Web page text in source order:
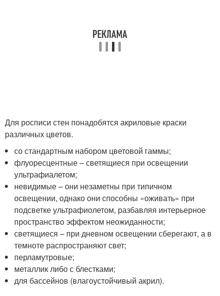
Для росписи стен понадобятся акриловые краски
различных цветов.
со стандартным набором цветовой гаммы;
флуоресцентные – светящиеся при освещении
ультрафиалетом;
невидимые – они незаметны при типичном
освещении, однако они способны «оживать» при
подсветке ультрафиолетом, разбавляя интерьерное
пространство эффектом неожиданности;
светящиеся – при дневном освещении сберегают, а в
темноте распространяют свет;
перламутровые;
металлик либо с блестками;
для бассейнов (влагоустойчивый акрил).